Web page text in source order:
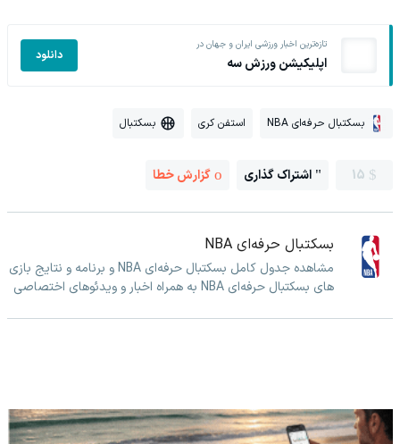
تازه‌ترین اخبار ورزشی ایران و جهان در
اپلیکیشن ورزش سه دانلود
بسکتبال حرفه‌ای NBA استفن کری بسکتبال
15 اشتراک گذاری گزارش خطا
بسکتبال حرفه‌ای NBA
مشاهده جدول کامل بسکتبال حرفه‌ای NBA و برنامه و نتایج بازی
های بسکتبال حرفه‌ای NBA به همراه اخبار و ویدئوهای اختصاصی